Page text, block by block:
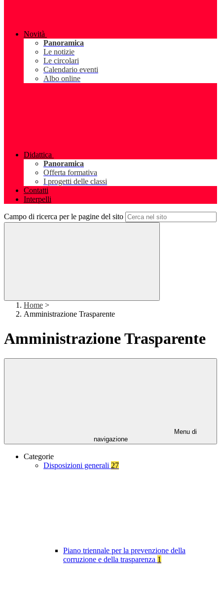
Novità
Panoramica
Le notizie
Le circolari
Calendario eventi
Albo online
Didattica
Panoramica
Offerta formativa
I progetti delle classi
Contatti
Interpelli
Campo di ricerca per le pagine del sito
Home >
Amministrazione Trasparente
Amministrazione Trasparente
Menu di
navigazione
Categorie
Disposizioni generali 27
Piano triennale per la prevenzione della
corruzione e della trasparenza 1